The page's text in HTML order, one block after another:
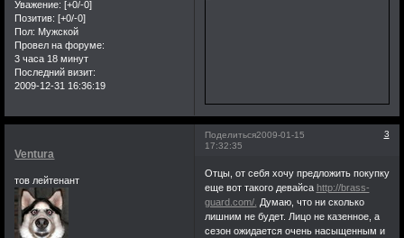
Уважение: [+0/-0]
Позитив: [+0/-0]
Пол: Мужской
Провел на форуме:
3 часа 18 минут
Последний визит:
2009-12-31 16:36:19
Поделиться 3
2009-01-15
17:32:35
Ventura
тов лейтенант
Отцы, от себя хочу предложить покупку
еще вот такого девайса http://brass-
guard.com/. Думаю, что ни сколько
лишним не будет. Лицо не казенное, а
сезон ожидается очень насыщенным и